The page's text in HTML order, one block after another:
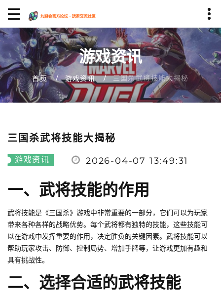
游戏资讯
首页 游戏资讯 三国杀武将技能大揭秘
三国杀武将技能大揭秘
游戏资讯 2026-04-07 13:49:31
一、武将技能的作用
武将技能是《三国杀》游戏中非常重要的一部分，它们可以为玩家
带来各种各样的战略优势。每个武将都有独特的技能，这些技能可
以在游戏中发挥重要的作用，决定胜负的关键因素。武将技能可以
帮助玩家攻击、防御、控制局势、增加手牌等，让游戏更加有趣和
具有挑战性。
二、选择合适的武将技能